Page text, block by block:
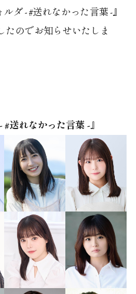
ダ - #送れなかった言葉 -』
たのでお知らせいたしま
送れなかった言葉 -』